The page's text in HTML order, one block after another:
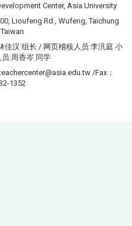
Center, Asia University
Lioufeng Rd., Wufeng, Taichung
佳汉 组长 / 网页稽核人员:李汎庭 小
:周香岑 同学
/Fax：
1352